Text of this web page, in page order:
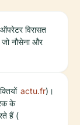
विरासत
नौसेना और
के
हैं (
actu.fr)।